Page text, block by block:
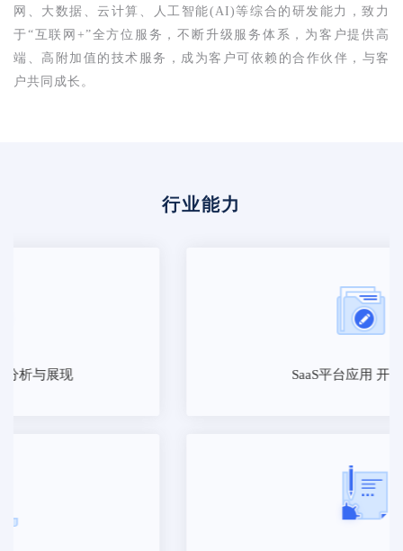
网、大数据、云计算、人工智能(AI)等综合的研发能力，致力
于“互联网+”全方位服务，不断升级服务体系，为客户提供高
端、高附加值的技术服务，成为客户可依赖的合作伙伴，与客
户共同成长。
行业能力